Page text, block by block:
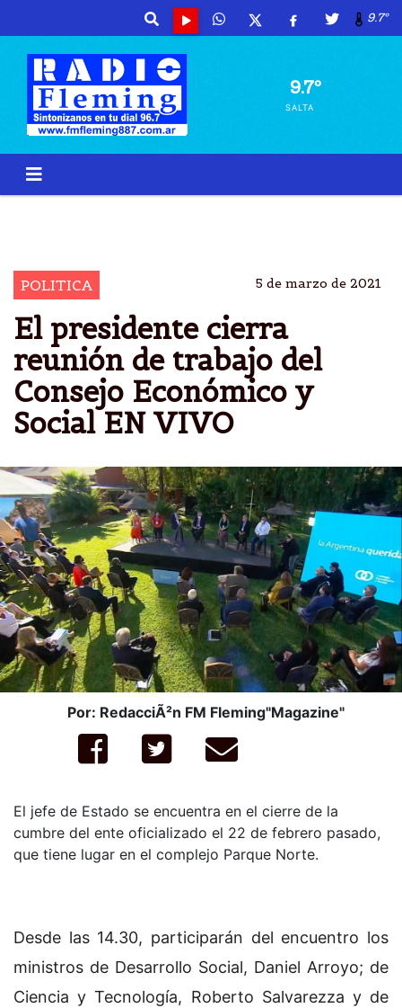
9.7º
9.7º
SALTA
POLITICA 5 de marzo de 2021
El presidente cierra
reunión de trabajo del
Consejo Económico y
Social EN VIVO
Por: RedacciÃ²n FM Fleming"Magazine"
El jefe de Estado se encuentra en el cierre de la
cumbre del ente oficializado el 22 de febrero pasado,
que tiene lugar en el complejo Parque Norte.
Desde las 14.30, participarán del encuentro los
ministros de Desarrollo Social, Daniel Arroyo; de
Ciencia y Tecnología, Roberto Salvarezza y de